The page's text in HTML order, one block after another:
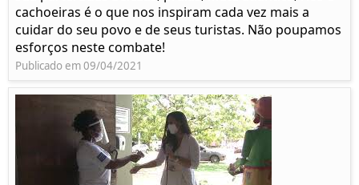
cachoeiras é o que nos inspiram cada vez mais a
cuidar do seu povo e de seus turistas. Não poupamos
esforços neste combate!
Publicado em 09/04/2021